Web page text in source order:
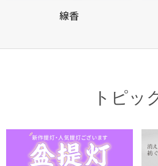
線香
トピッ